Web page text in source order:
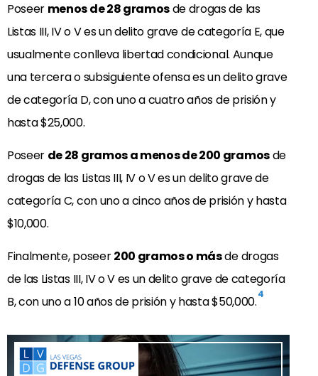
Poseer menos de 28 gramosde drogas de las
Listas III, IV o V es un delito grave de categoría E, que
usualmente conlleva libertad condicional. Aunque
una tercera o subsiguiente ofensa es un delito grave
de categoría D, con uno a cuatro años de prisión y
hasta $25,000.
Poseer de 28 gramos a menos de 200 gramosde
drogas de las Listas III, IV o V es un delito grave de
categoría C, con uno a cinco años de prisión y hasta
$10,000.
Finalmente, poseer200 gramos o másde drogas
de las Listas III, IV o V es un delito grave de categoría
B, con uno a 10 años de prisión y hasta $50,000.4